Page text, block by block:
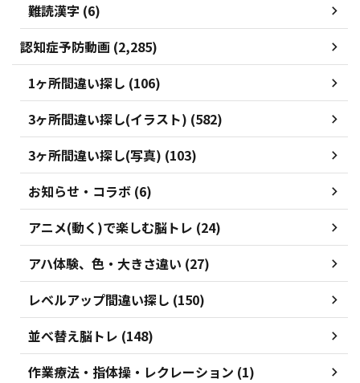
難読漢字 (6)
認知症予防動画 (2,285)
1ヶ所間違い探し (106)
3ヶ所間違い探し(イラスト) (582)
3ヶ所間違い探し(写真) (103)
お知らせ・コラボ (6)
アニメ(動く)で楽しむ脳トレ (24)
アハ体験、色・大きさ違い (27)
レベルアップ間違い探し (150)
並べ替え脳トレ (148)
作業療法・指体操・レクレーション (1)